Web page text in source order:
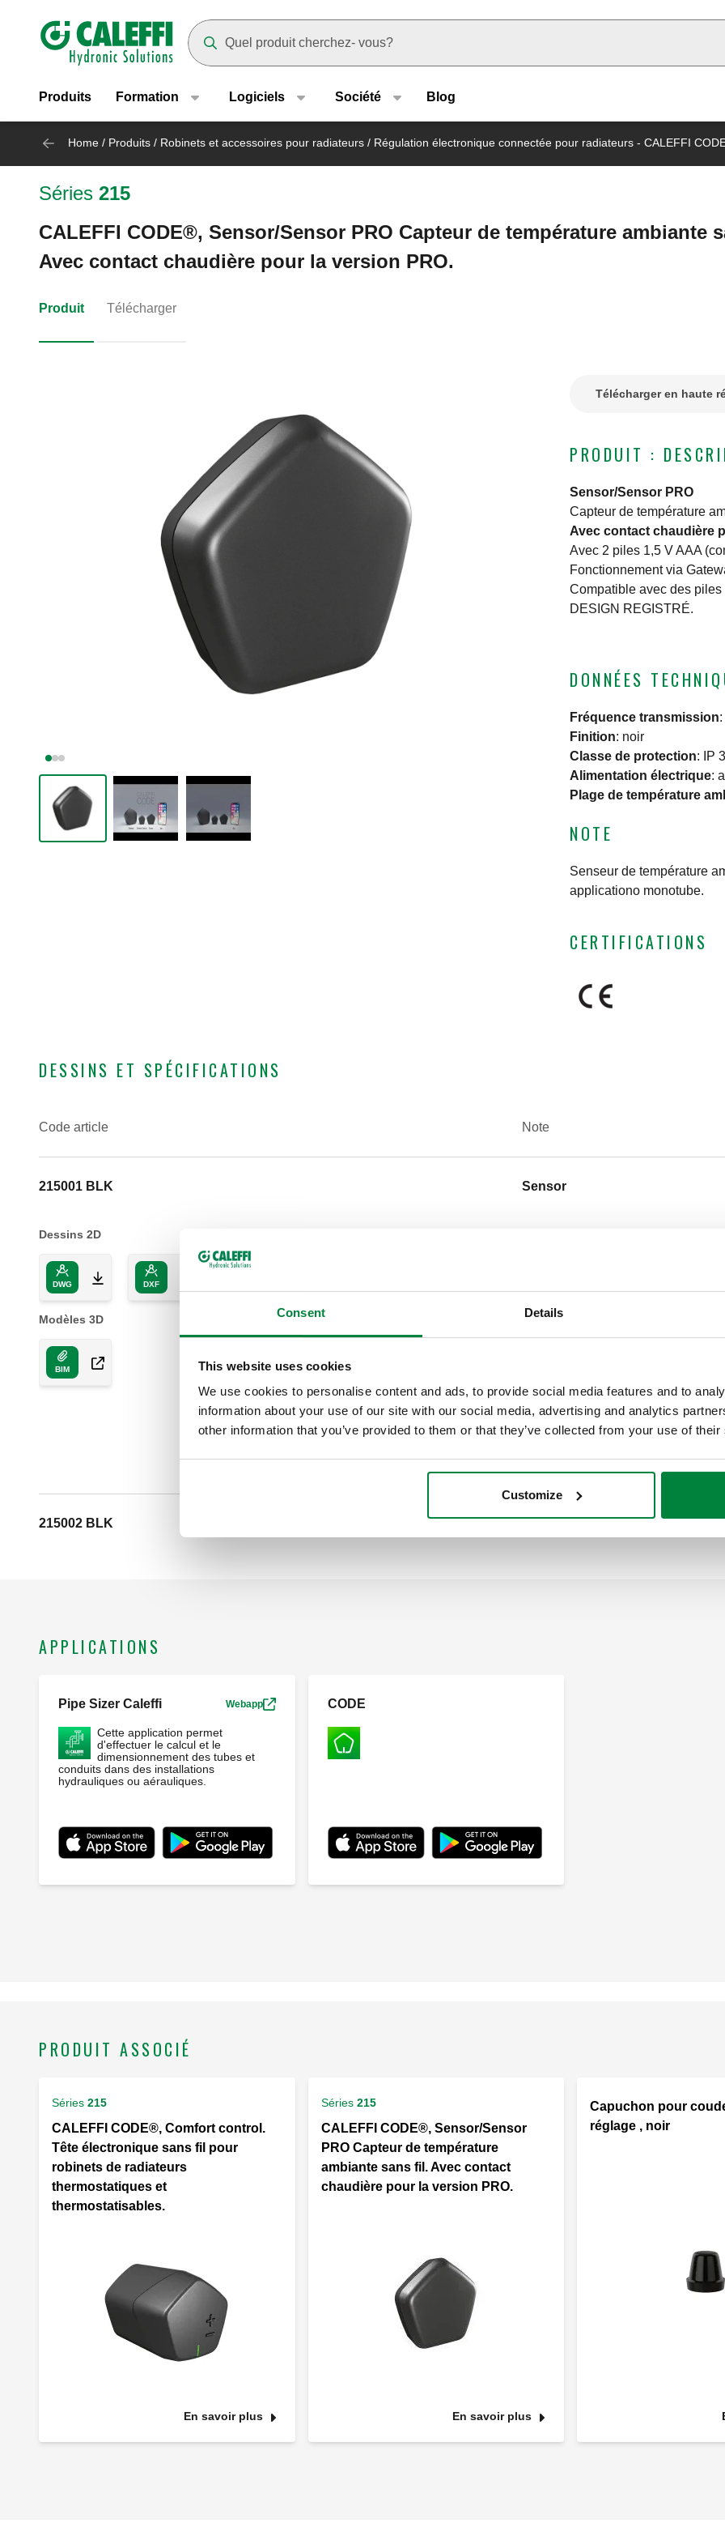
Consent Details
This website uses cookies
We use cookies to personalise content and ads, to provide social media features and to
information about your use of our site with our social media, advertising and analytics
other information that you’ve provided to them or that they’ve collected from your use of
Customize
Header main navigation
Produits Formation Logiciels Société Blog
Home / Produits / Robinets et accessoires pour radiateurs / Régulation électronique connectée pour radiateurs - CALEFFI
Séries 215
CALEFFI CODE®, Sensor/Sensor PRO Capteur de température ambiante
Avec contact chaudière pour la version PRO.
Produit Télécharger
Télécharger en haute
PRODUIT :
Sensor/Sensor PRO
Capteur de température
Avec contact chaudière
Avec 2 piles 1,5 V AAA
Fonctionnement via
Compatible avec des piles
DESIGN REGISTRÉ.
DONNÉES
Fréquence transmission:
Finition: noir
Classe de protection:
IP
Alimentation électrique:
Plage de température
NOTE
Senseur de température
applicationo monotube.
CERTIFICATIONS
DESSINS ET SPÉCIFICATIONS
Code article
Note
215001 BLK Sensor
Dessins 2D
DWG DXF
Modèles 3D
BIM
CALEFFI, 215001 BLK,
température ambiante sans
piles 1,5 V AAA (comprises).
CALEFFI CODE®.
Plage de température
1.5V). Classe de protection:
radio.
SCIP code
215002 BLK Sensor PRO
APPLICATIONS
Pipe Sizer Caleffi Webapp
Cette application permet
d'effectuer le calcul et le
dimensionnement des tubes et
conduits dans des installations
hydrauliques ou aérauliques.
CODE
PRODUIT ASSOCIÉ
Séries 215
CALEFFI CODE®, Comfort control.
Tête électronique sans fil pour
robinets de radiateurs
thermostatiques et
thermostatisables.
En savoir plus
Séries 215
CALEFFI CODE®, Sensor/Sensor
PRO Capteur de température
ambiante sans fil. Avec contact
chaudière pour la version PRO.
En savoir plus
Capuchon pour
réglage , noir